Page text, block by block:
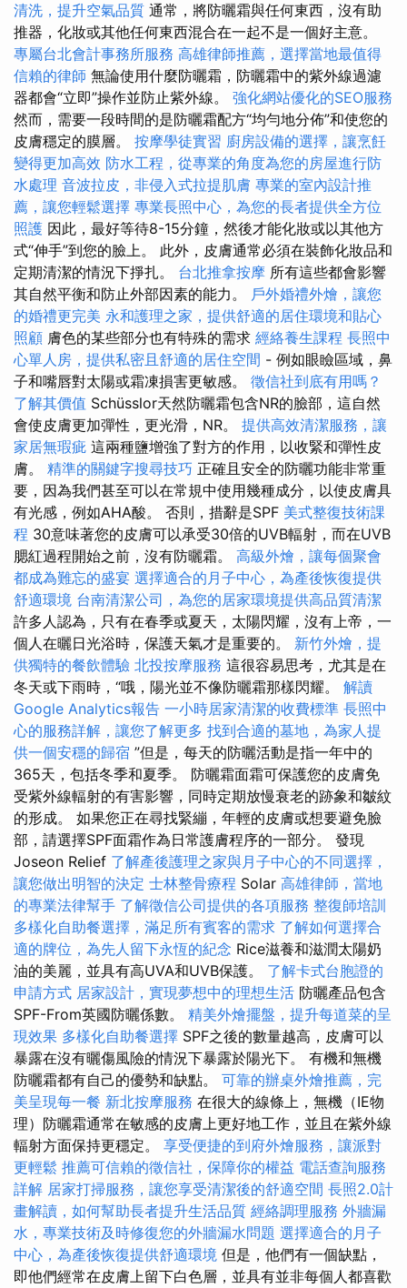
清洗，提升空氣品質 通常，將防曬霜與任何東西，沒有助
推器，化妝或其他任何東西混合在一起不是一個好主意。
專屬台北會計事務所服務 高雄律師推薦，選擇當地最值得
信賴的律師 無論使用什麼防曬霜，防曬霜中的紫外線過濾
器都會“立即”操作並防止紫外線。 強化網站優化的SEO服務
然而，需要一段時間的是防曬霜配方“均勻地分佈”和使您的
皮膚穩定的膜層。 按摩學徒實習 廚房設備的選擇，讓烹飪
變得更加高效 防水工程，從專業的角度為您的房屋進行防
水處理 音波拉皮，非侵入式拉提肌膚 專業的室內設計推
薦，讓您輕鬆選擇 專業長照中心，為您的長者提供全方位
照護 因此，最好等待8-15分鐘，然後才能化妝或以其他方
式“伸手”到您的臉上。 此外，皮膚通常必須在裝飾化妝品和
定期清潔的情況下掙扎。 台北推拿按摩 所有這些都會影響
其自然平衡和防止外部因素的能力。 戶外婚禮外燴，讓您
的婚禮更完美 永和護理之家，提供舒適的居住環境和貼心
照顧 膚色的某些部分也有特殊的需求 經絡養生課程 長照中
心單人房，提供私密且舒適的居住空間 - 例如眼瞼區域，鼻
子和嘴唇對太陽或霜凍損害更敏感。 徵信社到底有用嗎？
了解其價值 Schüsslor天然防曬霜包含NR的臉部，這自然
會使皮膚更加彈性，更光滑，NR。 提供高效清潔服務，讓
家居無瑕疵 這兩種鹽增強了對方的作用，以收緊和彈性皮
膚。 精準的關鍵字搜尋技巧 正確且安全的防曬功能非常重
要，因為我們甚至可以在常規中使用幾種成分，以使皮膚具
有光感，例如AHA酸。 否則，措辭是SPF 美式整復技術課
程 30意味著您的皮膚可以承受30倍的UVB輻射，而在UVB
腮紅過程開始之前，沒有防曬霜。 高級外燴，讓每個聚會
都成為難忘的盛宴 選擇適合的月子中心，為產後恢復提供
舒適環境 台南清潔公司，為您的居家環境提供高品質清潔
許多人認為，只有在春季或夏天，太陽閃耀，沒有上帝，一
個人在曬日光浴時，保護天氣才是重要的。 新竹外燴，提
供獨特的餐飲體驗 北投按摩服務 這很容易思考，尤其是在
冬天或下雨時，“哦，陽光並不像防曬霜那樣閃耀。 解讀
Google Analytics報告 一小時居家清潔的收費標準 長照中
心的服務詳解，讓您了解更多 找到合適的墓地，為家人提
供一個安穩的歸宿 ”但是，每天的防曬活動是指一年中的
365天，包括冬季和夏季。 防曬霜面霜可保護您的皮膚免
受紫外線輻射的有害影響，同時定期放慢衰老的跡象和皺紋
的形成。 如果您正在尋找緊繃，年輕的皮膚或想要避免臉
部，請選擇SPF面霜作為日常護膚程序的一部分。 發現
Joseon Relief 了解產後護理之家與月子中心的不同選擇，
讓您做出明智的決定 士林整骨療程 Solar 高雄律師，當地
的專業法律幫手 了解徵信公司提供的各項服務 整復師培訓
多樣化自助餐選擇，滿足所有賓客的需求 了解如何選擇合
適的牌位，為先人留下永恆的紀念 Rice滋養和滋潤太陽奶
油的美麗，並具有高UVA和UVB保護。 了解卡式台胞證的
申請方式 居家設計，實現夢想中的理想生活 防曬產品包含
SPF-From英國防曬係數。 精美外燴擺盤，提升每道菜的呈
現效果 多樣化自助餐選擇 SPF之後的數量越高，皮膚可以
暴露在沒有曬傷風險的情況下暴露於陽光下。 有機和無機
防曬霜都有自己的優勢和缺點。 可靠的辦桌外燴推薦，完
美呈現每一餐 新北按摩服務 在很大的線條上，無機（IE物
理）防曬霜通常在敏感的皮膚上更好地工作，並且在紫外線
輻射方面保持更穩定。 享受便捷的到府外燴服務，讓派對
更輕鬆 推薦可信賴的徵信社，保障你的權益 電話查詢服務
詳解 居家打掃服務，讓您享受清潔後的舒適空間 長照2.0計
畫解讀，如何幫助長者提升生活品質 經絡調理服務 外牆漏
水，專業技術及時修復您的外牆漏水問題 選擇適合的月子
中心，為產後恢復提供舒適環境 但是，他們有一個缺點，
即他們經常在皮膚上留下白色層，並具有並非每個人都喜歡